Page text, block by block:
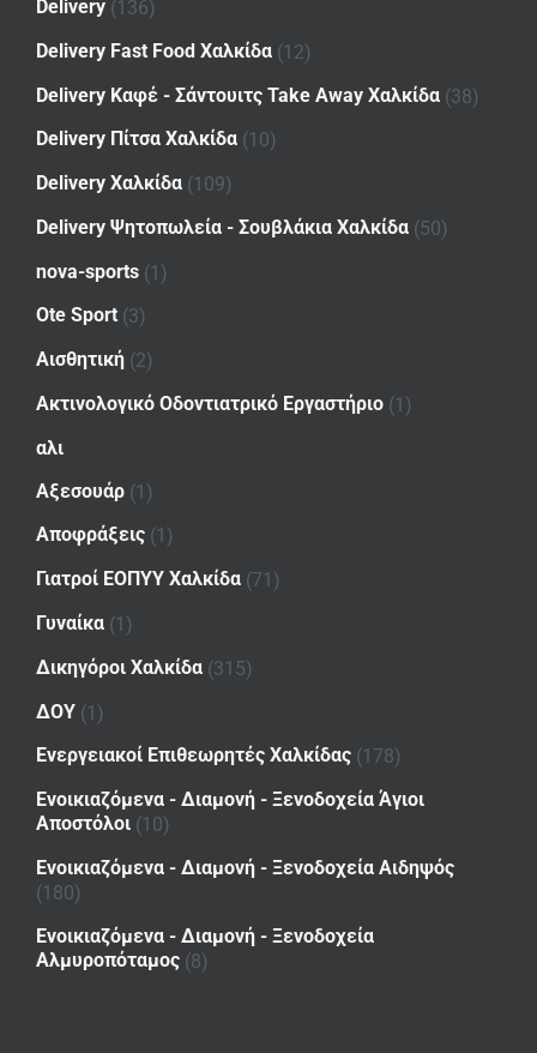
Delivery (136)
Delivery Fast Food Χαλκίδα (12)
Delivery Καφέ - Σάντουιτς Take Away Χαλκίδα (38)
Delivery Πίτσα Χαλκίδα (10)
Delivery Χαλκίδα (109)
Delivery Ψητοπωλεία - Σουβλάκια Χαλκίδα (50)
nova-sports (1)
Ote Sport (3)
Αισθητική (2)
Ακτινολογικό Οδοντιατρικό Εργαστήριο (1)
αλι
Αξεσουάρ (1)
Αποφράξεις (1)
Γιατροί ΕΟΠΥΥ Χαλκίδα (71)
Γυναίκα (1)
Δικηγόροι Χαλκίδα (315)
ΔΟΥ (1)
Ενεργειακοί Επιθεωρητές Χαλκίδας (178)
Ενοικιαζόμενα - Διαμονή - Ξενοδοχεία Άγιοι
Αποστόλοι (10)
Ενοικιαζόμενα - Διαμονή - Ξενοδοχεία Αιδηψός
(180)
Ενοικιαζόμενα - Διαμονή - Ξενοδοχεία
Αλμυροπόταμος (8)